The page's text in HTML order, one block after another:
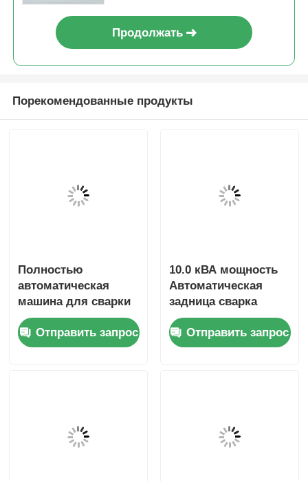
Продолжать
Порекомендованные продукты
Полностью
автоматическая
машина для сварки
задних труб ПП
HDPE Автоварка
труб 110V - 220V
Отправить запрос
10.0 кВА мощность
Автоматическая
задница сварка
сварка для HDPE PP
трубыОтправить запрос